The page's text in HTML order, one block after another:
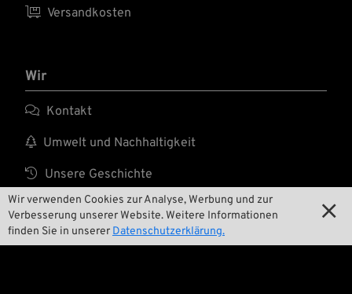
Wir verwenden Cookies zur Analyse, Werbung und zur
Verbesserung unserer Website. Weitere Informationen
finden Sie in unserer Datenschutzerklärung.

 Versandkosten
Wir
 Kontakt
 Umwelt und Nachhaltigkeit
 Unsere Geschichte
 Wrecking Crew